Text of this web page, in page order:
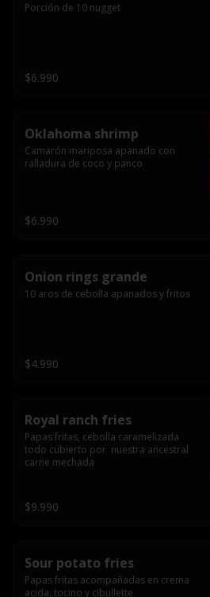
Porción de 10 nugget
$6.990
Oklahoma shrimp
Camarón mariposa apanado con
ralladura de coco y panco
$6.990
Onion rings grande
10 aros de cebolla apanados y fritos
$4.990
Royal ranch fries
Papas fritas, cebolla caramelizada
todo cubierto por  nuestra ancestral
carne mechada
$9.990
Sour potato fries
Papas fritas acompañadas en crema
acida, tocino y cibullette